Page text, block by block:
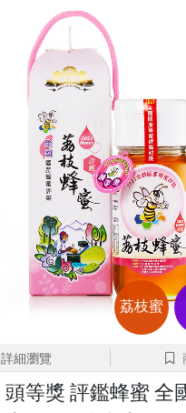
荔枝蜜
詳細瀏覽
頭等獎 評鑑蜂蜜 全